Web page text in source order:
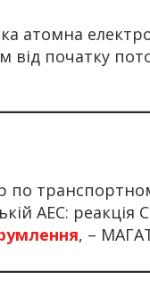
атомна
від початку
по
АЕС: реакція
, –